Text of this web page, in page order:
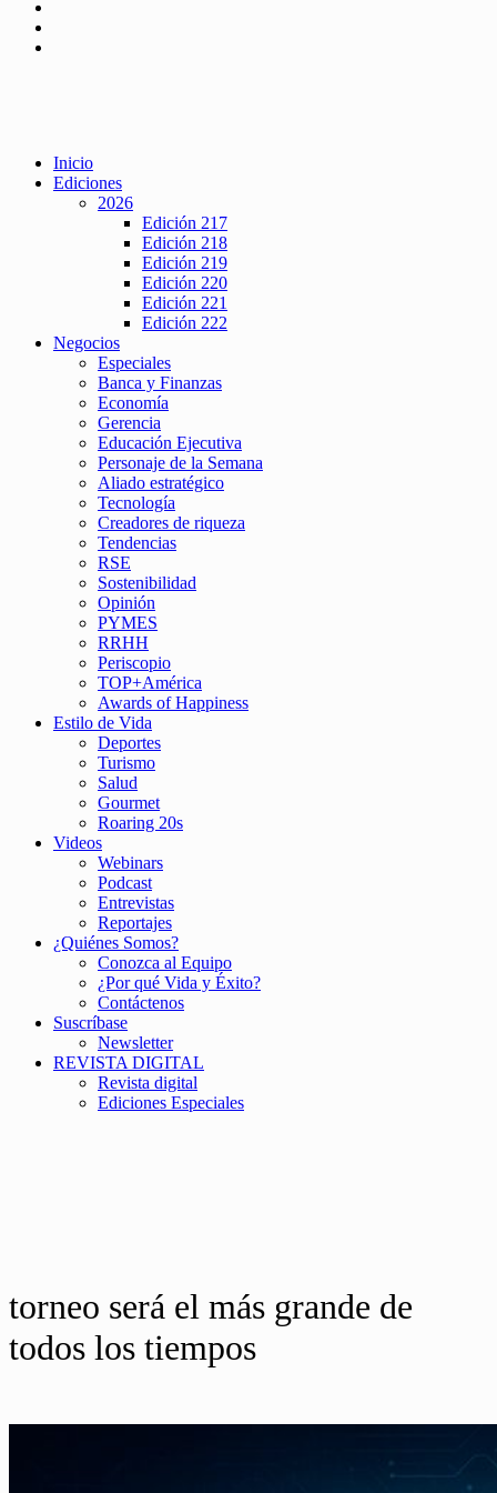
Inicio
Ediciones
2026
Edición 217
Edición 218
Edición 219
Edición 220
Edición 221
Edición 222
Negocios
Especiales
Banca y Finanzas
Economía
Gerencia
Educación Ejecutiva
Personaje de la Semana
Aliado estratégico
Tecnología
Creadores de riqueza
Tendencias
RSE
Sostenibilidad
Opinión
PYMES
RRHH
Periscopio
TOP+América
Awards of Happiness
Estilo de Vida
Deportes
Turismo
Salud
Gourmet
Roaring 20s
Videos
Webinars
Podcast
Entrevistas
Reportajes
¿Quiénes Somos?
Conozca al Equipo
¿Por qué Vida y Éxito?
Contáctenos
Suscríbase
Newsletter
REVISTA DIGITAL
Revista digital
Ediciones Especiales
torneo será el más grande de
todos los tiempos